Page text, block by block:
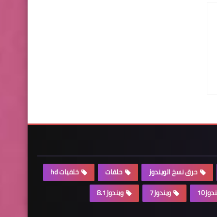
حرق نسخ الويندوز حلقات
خلفيات hd
ويندوز7 ويندوز8.1